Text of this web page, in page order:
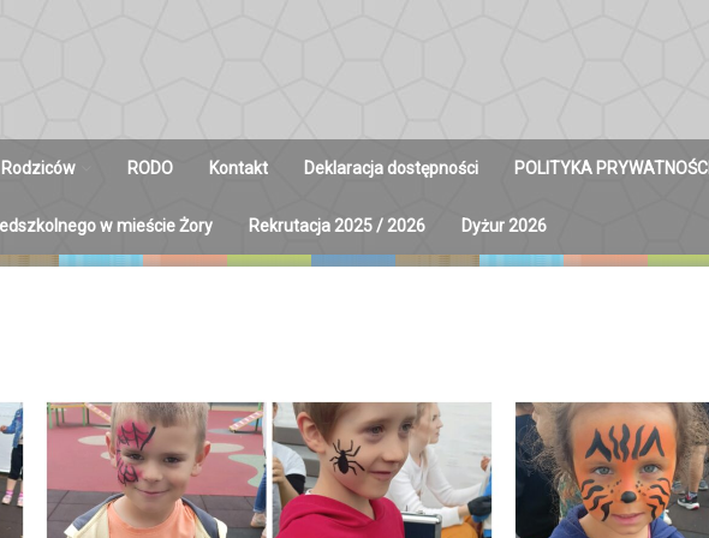
Rodziców RODO Kontakt Deklaracja dostępności POLITYKA PRYWATNOŚCI
w mieście Żory Rekrutacja 2025 / 2026 Dyżur 2026